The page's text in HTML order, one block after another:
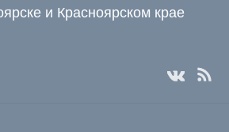
и Красноярском крае